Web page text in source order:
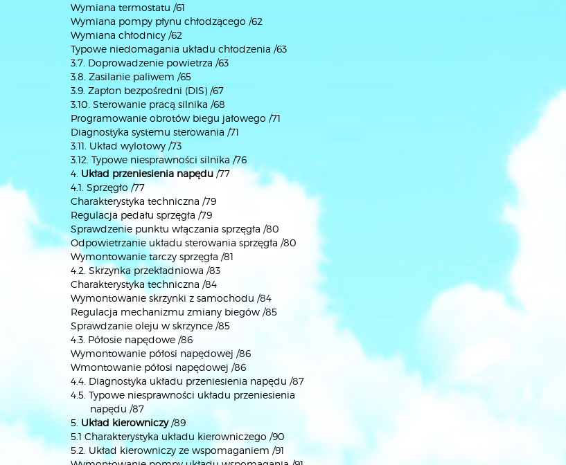
Wymiana termostatu /61
Wymiana pompy płynu chłodzącego /62
Wymiana chłodnicy /62
Typowe niedomagania układu chłodzenia /63
3.7. Doprowadzenie powietrza /63
3.8. Zasilanie paliwem /65
3.9. Zapłon bezpośredni (DIS) /67
3.10. Sterowanie pracą silnika /68
Programowanie obrotów biegu jałowego /71
Diagnostyka systemu sterowania /71
3.11. Układ wylotowy /73
3.12. Typowe niesprawności silnika /76
4. Układ przeniesienia napędu/77
4.1. Sprzęgło /77
Charakterystyka techniczna /79
Regulacja pedału sprzęgła /79
Sprawdzenie punktu włączania sprzęgła /80
Odpowietrzanie układu sterowania sprzęgła /80
Wymontowanie tarczy sprzęgła /81
4.2. Skrzynka przekładniowa /83
Charakterystyka techniczna /84
Wymontowanie skrzynki z samochodu /84
Regulacja mechanizmu zmiany biegów /85
Sprawdzanie oleju w skrzynce /85
4.3. Półosie napędowe /86
Wymontowanie półosi napędowej /86
Wmontowanie półosi napędowej /86
4.4. Diagnostyka układu przeniesienia napędu /87
4.5. Typowe niesprawności układu przeniesienia
napędu /87
5. Układ kierowniczy/89
5.1 Charakterystyka układu kierowniczego /90
5.2. Układ kierowniczy ze wspomaganiem /91